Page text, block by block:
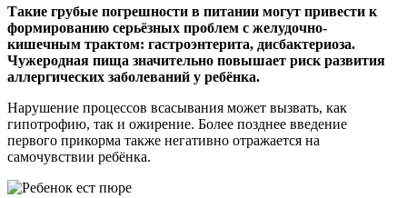
Такие грубые погрешности в питании могут привести к
формированию серьёзных проблем с желудочно-
кишечным трактом: гастроэнтерита, дисбактериоза.
Чужеродная пища значительно повышает риск развития
аллергических заболеваний у ребёнка.
Нарушение процессов всасывания может вызвать, как
гипотрофию, так и ожирение. Более позднее введение
первого прикорма также негативно отражается на
самочувствии ребёнка.